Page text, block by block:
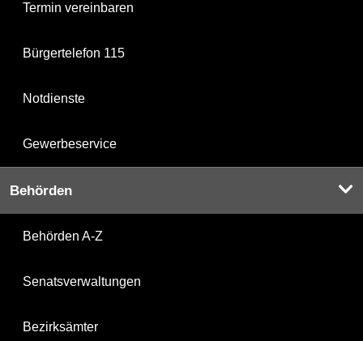
Termin vereinbaren
Bürgertelefon 115
Notdienste
Gewerbeservice
Behörden
Behörden A-Z
Senatsverwaltungen
Bezirksämter